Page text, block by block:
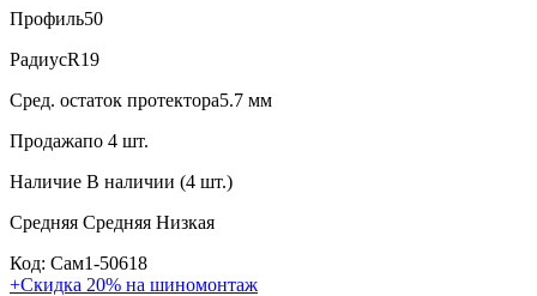
Профиль50
РадиусR19
Сред. остаток протектора5.7 мм
Продажапо 4 шт.
Наличие В наличии (4 шт.)
Средняя Средняя Низкая
Код: Сам1-50618
+Скидка 20% на шиномонтаж